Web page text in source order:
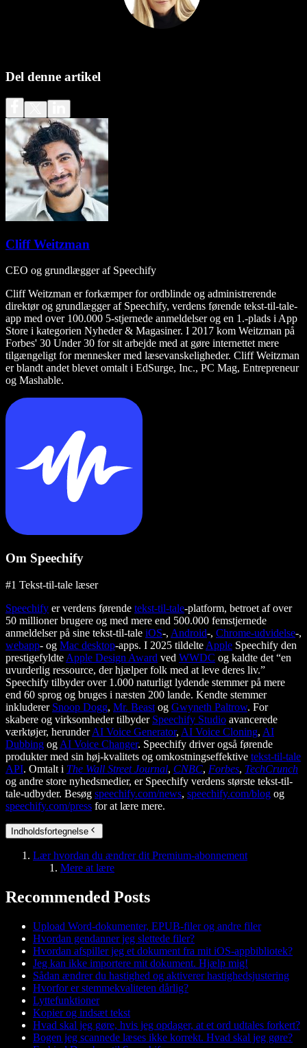
Del denne artikel
Cliff Weitzman
CEO og grundlægger af Speechify
Cliff Weitzman er forkæmper for ordblinde og administrerende
direktør og grundlægger af Speechify, verdens førende tekst-til-tale-
app med over 100.000 5-stjernede anmeldelser og en 1.-plads i App
Store i kategorien Nyheder & Magasiner. I 2017 kom Weitzman på
Forbes' 30 Under 30 for sit arbejde med at gøre internettet mere
tilgængeligt for mennesker med læsevanskeligheder. Cliff Weitzman
er blandt andet blevet omtalt i EdSurge, Inc., PC Mag, Entrepreneur
og Mashable.
Om Speechify
#1 Tekst-til-tale læser
Speechify er verdens førende tekst-til-tale-platform, betroet af over
50 millioner brugere og med mere end 500.000 femstjernede
anmeldelser på sine tekst-til-tale iOS-, Android-, Chrome-udvidelse-,
webapp- og Mac desktop-apps. I 2025 tildelte Apple Speechify den
prestigefyldte Apple Design Award ved WWDC og kaldte det “en
uvurderlig ressource, der hjælper folk med at leve deres liv.”
Speechify tilbyder over 1.000 naturligt lydende stemmer på mere
end 60 sprog og bruges i næsten 200 lande. Kendte stemmer
inkluderer Snoop Dogg, Mr. Beast og Gwyneth Paltrow. For
skabere og virksomheder tilbyder Speechify Studio avancerede
værktøjer, herunderAI Voice Generator, AI Voice Cloning, AI
Dubbing og AI Voice Changer. Speechify driver også førende
produkter med sin høj-kvalitets og omkostningseffektive tekst-til-tale
API. Omtalt i The Wall Street Journal, CNBC, Forbes, TechCrunch
og andre store nyhedsmedier, er Speechify verdens største tekst-til-
tale-udbyder. Besøg speechify.com/news, speechify.com/blog og
speechify.com/press for at lære mere.
Indholdsfortegnelse
Lær hvordan du ændrer dit Premium-abonnement
Mere at lære
Recommended Posts
Upload Word-dokumenter, EPUB-filer og andre filer
Hvordan gendanner jeg slettede filer?
Hvordan afspiller jeg et dokument fra mit iOS-appbibliotek?
Jeg kan ikke importere mit dokument. Hjælp mig!
Sådan ændrer du hastighed og aktiverer hastighedsjustering
Hvorfor er stemmekvaliteten dårlig?
Lyttefunktioner
Kopier og indsæt tekst
Hvad skal jeg gøre, hvis jeg opdager, at et ord udtales forkert?
Bogen jeg scannede læses ikke korrekt. Hvad skal jeg gøre?